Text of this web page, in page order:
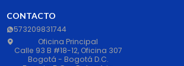
CONTACTO
573209831744
Oficina Principal
Calle 93 B #18-12, Oficina 307
Bogotá - Bogotá D.C.